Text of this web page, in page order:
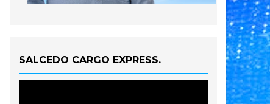
SALCEDO CARGO EXPRESS.